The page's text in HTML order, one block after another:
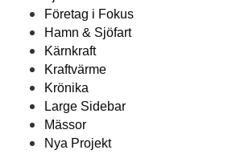
Företag i Fokus
Hamn & Sjöfart
Kärnkraft
Kraftvärme
Krönika
Large Sidebar
Mässor
Nya Projekt